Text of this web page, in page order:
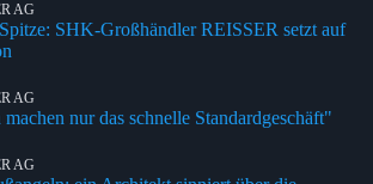
AG
SHK-Großhändler REISSER setzt auf
AG
nur das schnelle Standardgeschäft"
AG